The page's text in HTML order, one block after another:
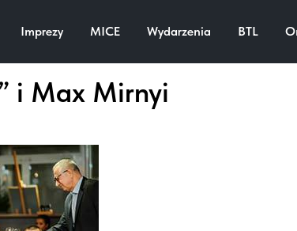
Imprezy MICE Wydarzenia BTL
i Max Mirnyi